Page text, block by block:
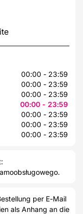
00:00 - 23:59
00:00 - 23:59
00:00 - 23:59
00:00 - 23:59
00:00 - 23:59
00:00 - 23:59
00:00 - 23:59
per E-Mail
als Anhang an die